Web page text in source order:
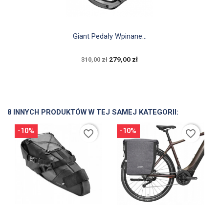
 Szybki podgląd
Giant Pedały Wpinane...
310,00 zł 279,00 zł
8 INNYCH PRODUKTÓW W TEJ SAMEJ KATEGORII:
-10% favorite_border -10% favorite_border